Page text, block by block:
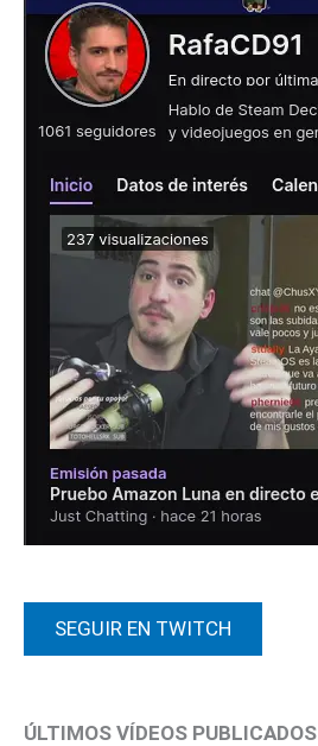
SEGUIR EN TWITCH
ÚLTIMOS VÍDEOS PUBLICADOS